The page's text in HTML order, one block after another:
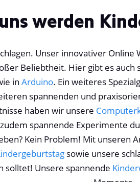
werden
Unser innovativer Online
Beliebtheit. Hier gibt es auch
in Arduino. Ein weiteres
spannenden und
haben wir unsere
spannende Experimente
Kein Problem! Mit unseren
sowie unsere
solltet! Unsere spannende